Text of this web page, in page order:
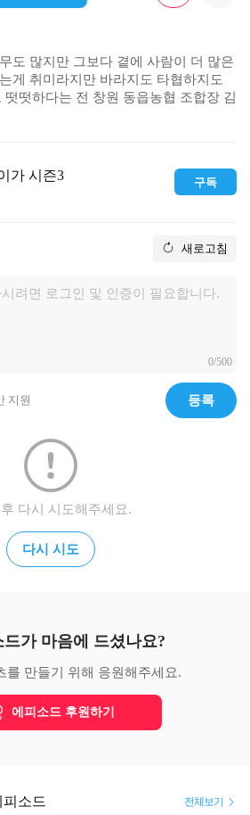
도 많지만 그보다 곁에 사람이 더 많은
게 취미라지만 바라지도 타협하지도
떳하다는 전 창원 동읍농협 조합장 김
가 시즌3 구독
새로고침
0/500
지원 등록
다시 시도해주세요.
다시 시도
드가 마음에 드셨나요?
를 만들기 위해 응원해주세요.
에피소드 후원하기
소드 전체보기